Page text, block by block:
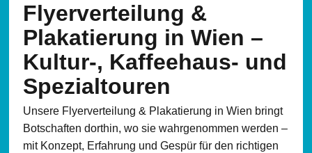
Flyerverteilung &
Plakatierung in Wien –
Kultur-, Kaffeehaus- und
Spezialtouren
Unsere Flyerverteilung & Plakatierung in Wien bringt
Botschaften dorthin, wo sie wahrgenommen werden –
mit Konzept, Erfahrung und Gespür für den richtigen